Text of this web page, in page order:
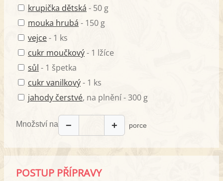
krupička dětská - 50 g
mouka hrubá - 150 g
vejce- 1 ks
cukr moučkový- 1 lžíce
sůl - 1 špetka
cukr vanilkový- 1 ks
jahody čerstvé, na plnění - 300 g
Množství na − + porce
POSTUP PŘÍPRAVY